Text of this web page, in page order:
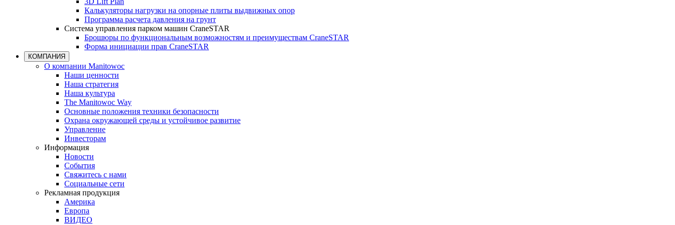
Калькуляторы нагрузки на опорные плиты выдвижных опор
Программа расчета давления на грунт
Система управления парком машин CraneSTAR
Брошюры по функциональным возможностям и преимуществам CraneSTAR
Форма инициации прав CraneSTAR
КОМПАНИЯ
О компании Manitowoc
Наши ценности
Наша стратегия
Наша культура
The Manitowoc Way
Основные положения техники безопасности
Охрана окружающей среды и устойчивое развитие
Управление
Инвесторам
Информация
Новости
События
Свяжитесь с нами
Социальные сети
Рекламная продукция
Америка
Европа
ВИДЕО